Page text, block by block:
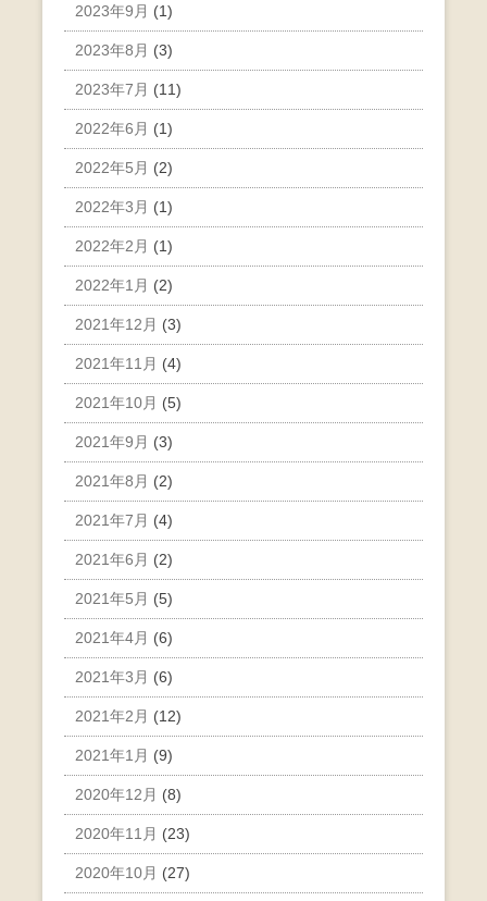
2023年9月 (1)
2023年8月 (3)
2023年7月 (11)
2022年6月 (1)
2022年5月 (2)
2022年3月 (1)
2022年2月 (1)
2022年1月 (2)
2021年12月 (3)
2021年11月 (4)
2021年10月 (5)
2021年9月 (3)
2021年8月 (2)
2021年7月 (4)
2021年6月 (2)
2021年5月 (5)
2021年4月 (6)
2021年3月 (6)
2021年2月 (12)
2021年1月 (9)
2020年12月 (8)
2020年11月 (23)
2020年10月 (27)